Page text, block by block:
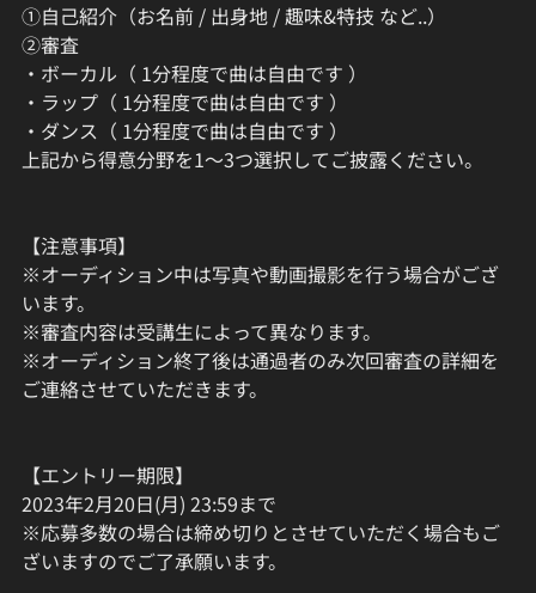
①自己紹介（お名前 / 出身地 / 趣味&特技 など..）
②審査
・ボーカル（ 1分程度で曲は自由です ）
・ラップ（ 1分程度で曲は自由です ）
・ダンス（ 1分程度で曲は自由です ）
上記から得意分野を1〜3つ選択してご披露ください。
【注意事項】
※オーディション中は写真や動画撮影を行う場合がござ
います。
※審査内容は受講生によって異なります。
※オーディション終了後は通過者のみ次回審査の詳細を
ご連絡させていただきます。
【エントリー期限】
2023年2月20日(月) 23:59まで
※応募多数の場合は締め切りとさせていただく場合もご
ざいますのでご了承願います。